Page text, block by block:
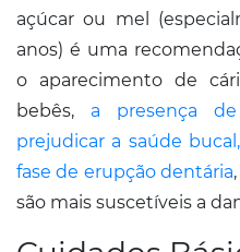
açúcar ou mel
anos) é uma
o aparecimento de
bebês, a presença
prejudicar a saúde
fase de erupção dentária
são mais suscetíveis a